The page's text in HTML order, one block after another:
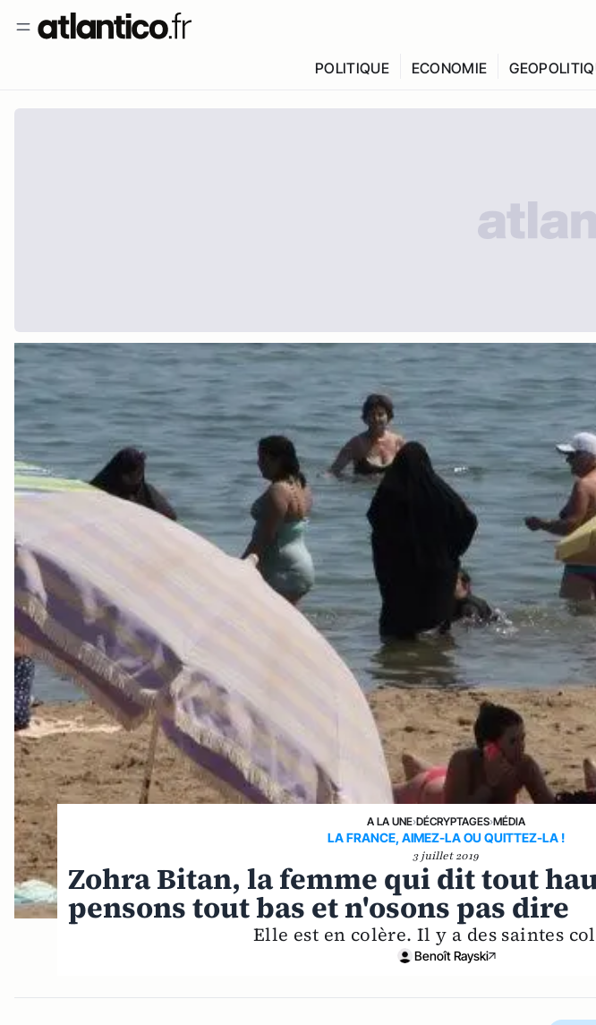
POLITIQUE ECONOMIE
A LA UNE›DÉCRYPTAGES›MÉDIA
LA FRANCE, AIMEZ-LA OU QUITTEZ-LA !
3 juillet 2019
Zohra Bitan, la femme qui dit tout
pensons tout bas et n'osons pas dire
Elle est en colère. Il y a des saintes
Benoît Rayski